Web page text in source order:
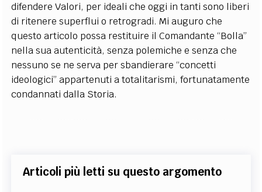
difendere Valori, per ideali che oggi in tanti sono liberi
di ritenere superflui o retrogradi. Mi auguro che
questo articolo possa restituire il Comandante “Bolla”
nella sua autenticità, senza polemiche e senza che
nessuno se ne serva per sbandierare “concetti
ideologici” appartenuti a totalitarismi, fortunatamente
condannati dalla Storia.
Articoli più letti su questo argomento